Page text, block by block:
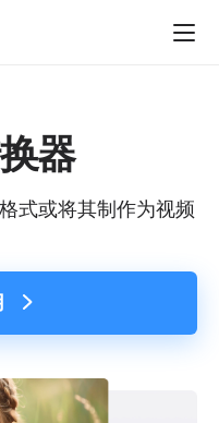
器
式或将其制作为视频